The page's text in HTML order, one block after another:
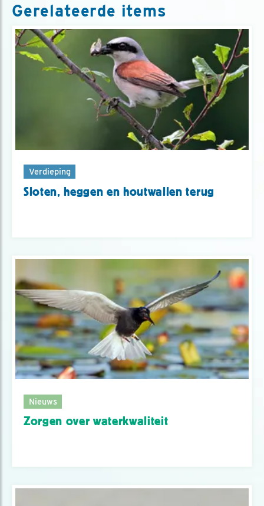
Gerelateerde items
Verdieping
Sloten, heggen en houtwallen terug
Nieuws
Zorgen over waterkwaliteit